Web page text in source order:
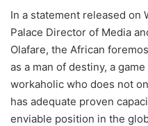
In a statement released on
Palace Director of Media
Olafare, the African
as a man of destiny, a
workaholic who does not
has adequate proven
enviable position in the